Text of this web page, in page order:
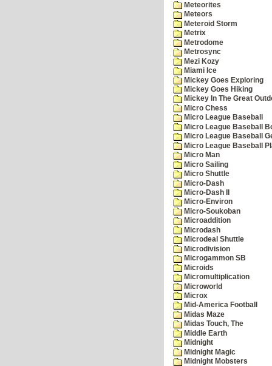
Meteorites
Meteors
Meteroid Storm
Metrix
Metrodome
Metrosync
Mezi Kozy
Miami Ice
Mickey Goes Exploring
Mickey Goes Hiking
Mickey In The Great
Micro Chess
Micro League Baseball
Micro League Baseball
Micro League Baseball
Micro League Baseball
Micro Man
Micro Sailing
Micro Shuttle
Micro-Dash
Micro-Dash II
Micro-Environ
Micro-Soukoban
Microaddition
Microdash
Microdeal Shuttle
Microdivision
Microgammon SB
Microids
Micromultiplication
Microworld
Microx
Mid-America Football
Midas Maze
Midas Touch, The
Middle Earth
Midnight
Midnight Magic
Midnight Mobsters